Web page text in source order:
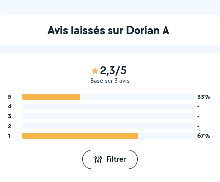
Avis laissés sur Dorian A
2,3/5
Basé sur 3 avis
5
33%
4
-
3
-
2
-
1
67%
Filtrer